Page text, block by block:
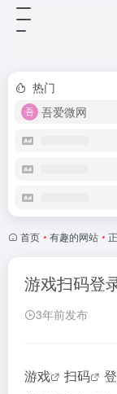
热门
吾爱微网
首页 • 有趣的网站 •
游戏扫码登
3年前发布
游戏 扫码